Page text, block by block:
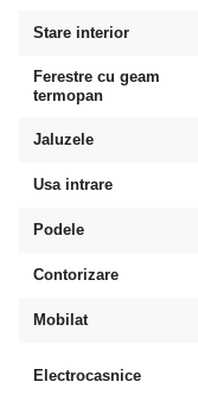
Stare interior
Ferestre cu geam
termopan
Jaluzele
Usa intrare
Podele
Contorizare
Mobilat
Electrocasnice